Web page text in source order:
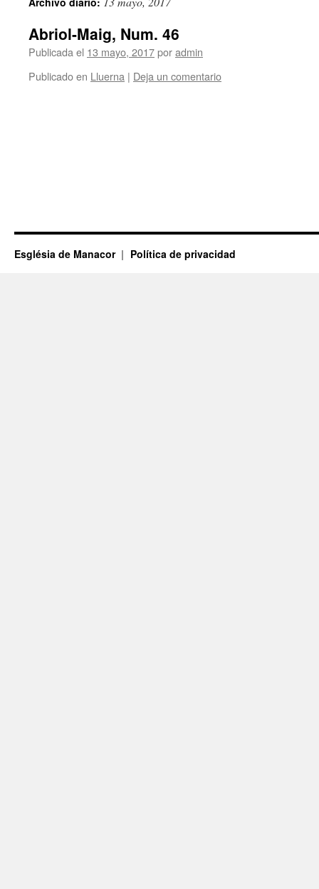
Abriol-Maig, Num. 46
Publicada el 13 mayo, 2017poradmin
Publicado en Lluerna | Deja un comentario
Església de Manacor Política de privacidad